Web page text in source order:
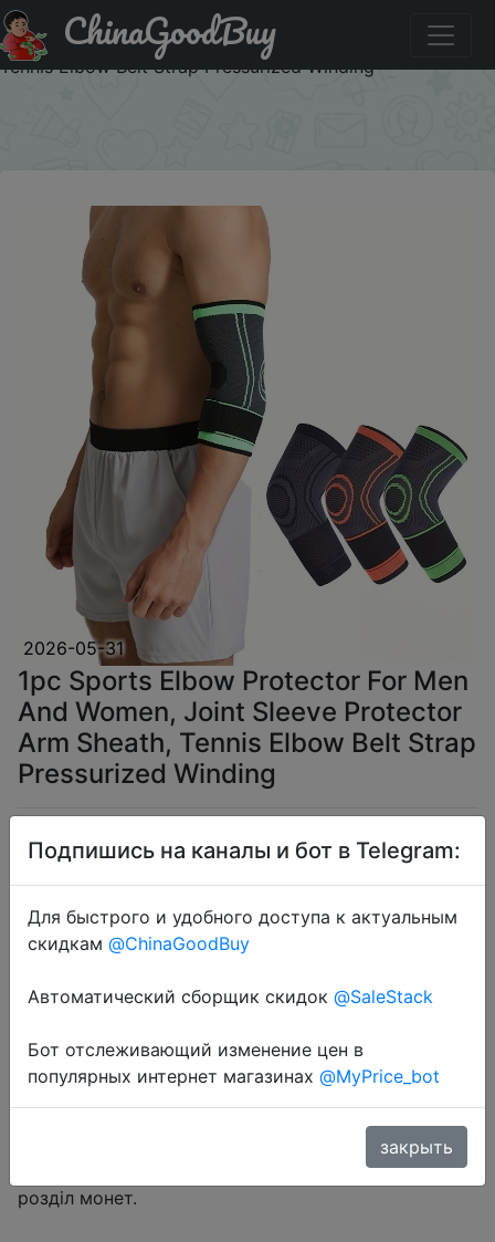
Купить по распродаже : 1pc Sports Elbow Protector For
Men And Women, Joint Sleeve Protector Arm Sheath,
Tennis Elbow Belt Strap Pressurized Winding
ChinaGoodBuy
2026-05-31
1pc Sports Elbow Protector For Men
And Women, Joint Sleeve Protector
Arm Sheath, Tennis Elbow Belt Strap
Pressurized Winding
$1.82
Coins
Перейти в магазин
Знижка монетками 85-129 Coins у додатку через
розділ монет.
Подпишись на каналы и бот в Telegram:
Для быстрого и удобного доступа к актуальным
скидкам @ChinaGoodBuy
Автоматический сборщик скидок @SaleStack
Бот отслеживающий изменение цен в
популярных интернет магазинах @MyPrice_bot
закрыть